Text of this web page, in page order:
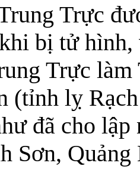
Trực
bị tử
Trực
(tỉnh lỵ
đã cho
Sơn, Quảng